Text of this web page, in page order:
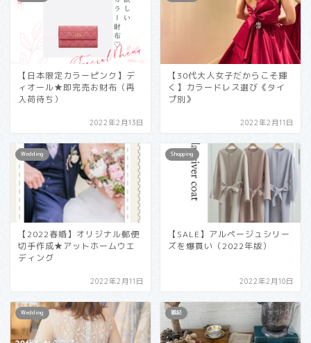
【日本限定カラーピンク】デ
ィオール★即完売お財布（再
入荷待ち）
2022年2月13日
【30代大人女子だからこそ輝
く】カラードレス選び《タイ
プ別》
2022年2月11日
Wedding
【2022春婚】オリジナル郵便
切手作成★アットホームウエ
ディング
2022年2月11日
Shopping
【SALE】アルページュシリー
ズを爆買い（2022年版）
2022年2月10日
Wedding 雑記